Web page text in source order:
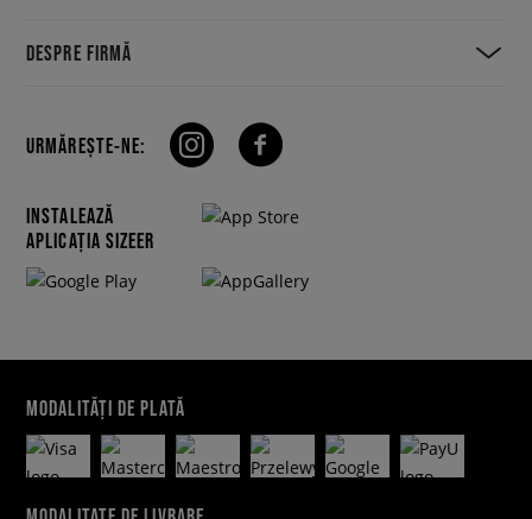
DESPRE FIRMĂ
URMĂREȘTE-NE:
INSTALEAZĂ
APLICAȚIA SIZEER
MODALITĂȚI DE PLATĂ